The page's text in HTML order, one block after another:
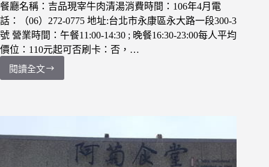
巷
弄
復
古
老
宅
~
餐廳名稱：吉品現宰牛肉清湯消費時間：106年4月電
話：（06）272-0775 地址:台北市永康區永大路一段300-3
號 營業時間：午餐11:00-14:30 ; 晚餐16:30-23:00每人平均
價位：110元起可否刷卡：否，…
閱讀全文
【食
●